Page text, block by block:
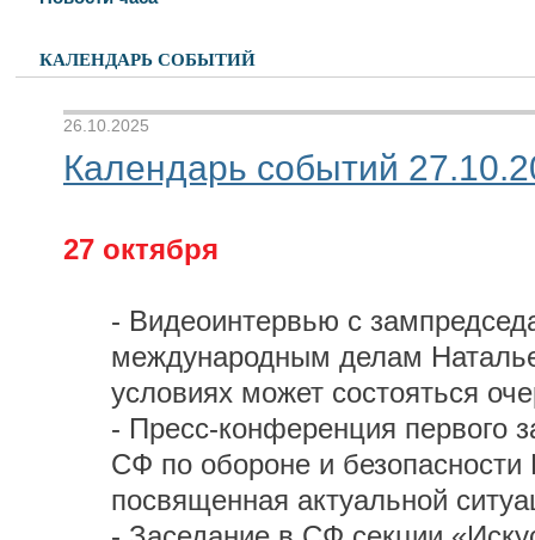
КАЛЕНДАРЬ СОБЫТИЙ
26.10.2025
Календарь событий
27 октября
- Видеоинтервью с
международным делам
условиях может состояться
- Пресс-конференция первого
СФ по обороне и
посвященная актуальной